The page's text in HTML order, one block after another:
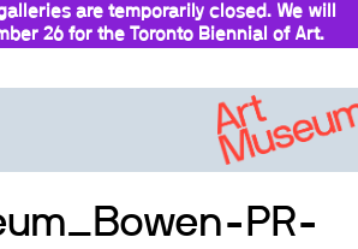
are temporarily closed. We will
26 for the Toronto Biennial of Art.
PR-